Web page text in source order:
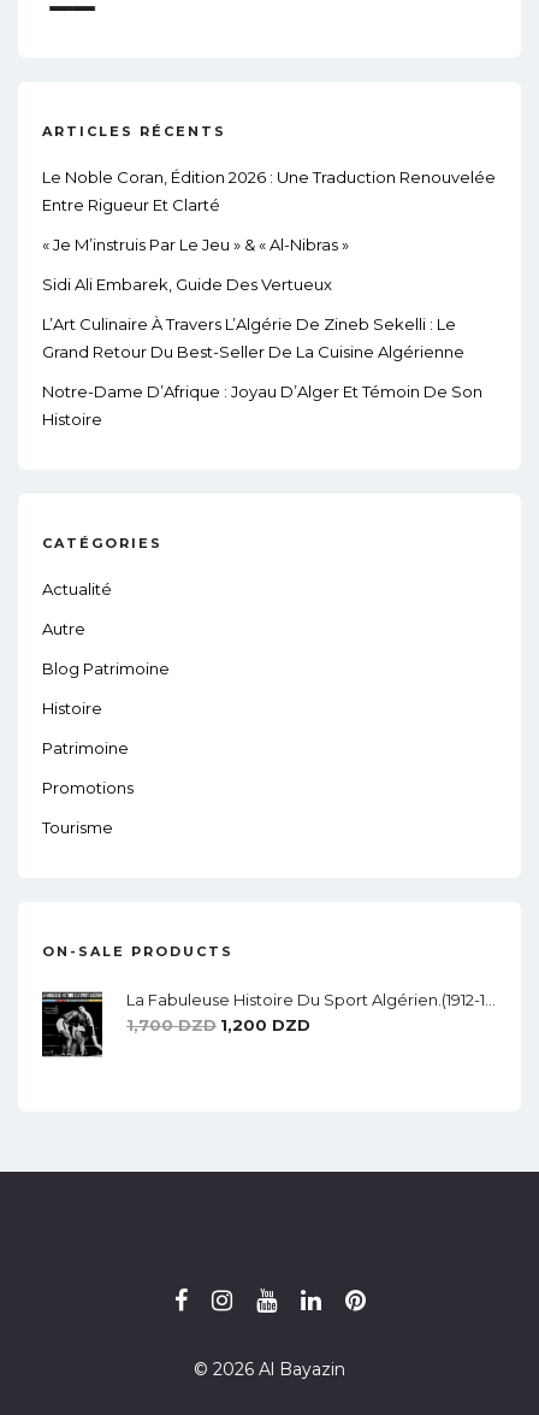
ARTICLES RÉCENTS
Le Noble Coran, Édition 2026 : Une Traduction Renouvelée
Entre Rigueur Et Clarté
« Je M’instruis Par Le Jeu » & « Al-Nibras »
Sidi Ali Embarek, Guide Des Vertueux
L’Art Culinaire À Travers L’Algérie De Zineb Sekelli : Le
Grand Retour Du Best-Seller De La Cuisine Algérienne
Notre-Dame D’Afrique : Joyau D’Alger Et Témoin De Son
Histoire
CATÉGORIES
Actualité
Autre
Blog Patrimoine
Histoire
Patrimoine
Promotions
Tourisme
ON-SALE PRODUCTS
1,700DZD Le
1,200 DZD
© 2026 Al Bayazin